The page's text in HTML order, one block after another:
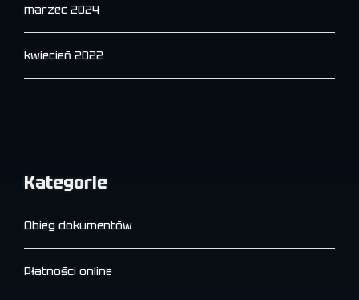
marzec 2024
kwiecień 2022
Kategorie
Obieg dokumentów
Płatności online